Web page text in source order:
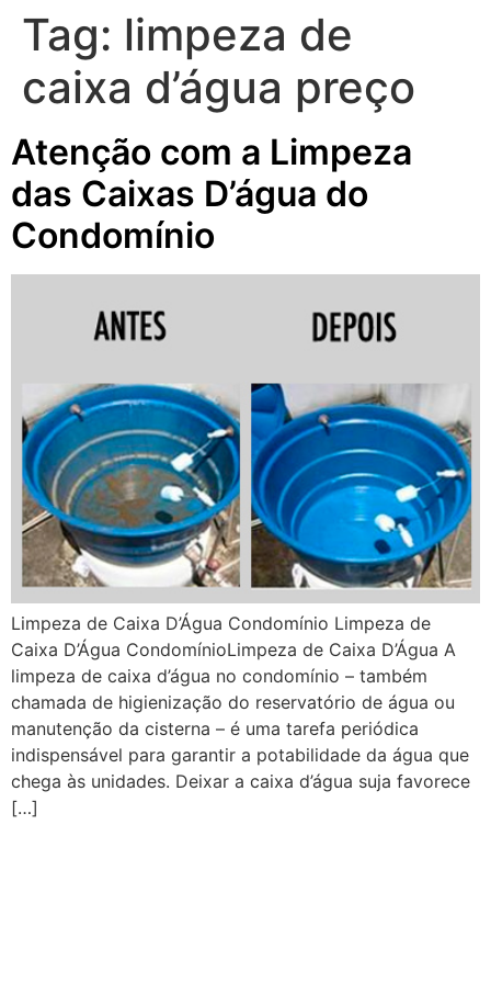
Tag: limpeza de
caixa d’água preço
Atenção com a Limpeza
das Caixas D’água do
Condomínio
Limpeza de Caixa D’Água Condomínio Limpeza de
Caixa D’Água CondomínioLimpeza de Caixa D’Água A
limpeza de caixa d’água no condomínio – também
chamada de higienização do reservatório de água ou
manutenção da cisterna – é uma tarefa periódica
indispensável para garantir a potabilidade da água que
chega às unidades. Deixar a caixa d’água suja favorece
[…]